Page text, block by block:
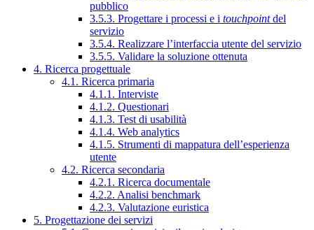
pubblico
3.5.3. Progettare i processi e i touchpointdel
servizio
3.5.4. Realizzare l’interfaccia utente del servizio
3.5.5. Validare la soluzione ottenuta
4. Ricerca progettuale
4.1. Ricerca primaria
4.1.1. Interviste
4.1.2. Questionari
4.1.3. Test di usabilità
4.1.4. Web analytics
4.1.5. Strumenti di mappatura dell’esperienza
utente
4.2. Ricerca secondaria
4.2.1. Ricerca documentale
4.2.2. Analisi benchmark
4.2.3. Valutazione euristica
5. Progettazione dei servizi